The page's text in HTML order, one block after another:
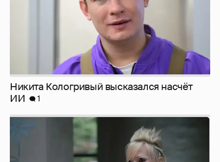
Певица Глюкоза рассказала о съёмках для
эротического журнала
3